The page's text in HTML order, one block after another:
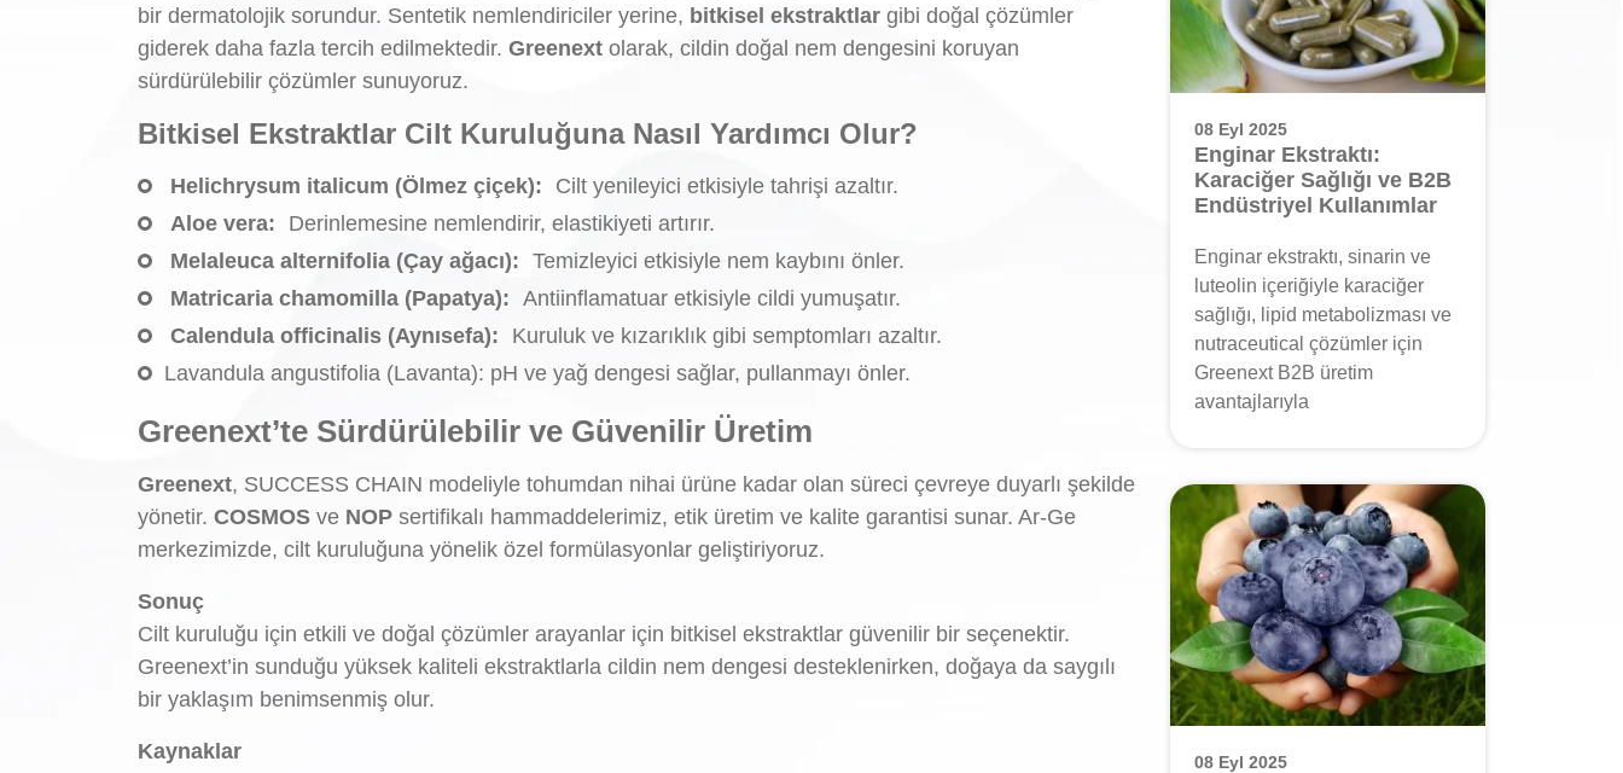
bir dermatolojik sorundur. Sentetik nemlendiriciler yerine, bitkisel ekstraktlar gibi doğal çözümler
giderek daha fazla tercih edilmektedir. Greenext olarak, cildin doğal nem dengesini koruyan
sürdürülebilir çözümler sunuyoruz.
Bitkisel Ekstraktlar Cilt Kuruluğuna Nasıl Yardımcı Olur?
Helichrysum italicum (Ölmez çiçek):
Cilt yenileyici etkisiyle tahrişi azaltır.
Aloe vera:
Derinlemesine nemlendirir, elastikiyeti artırır.
Melaleuca alternifolia (Çay ağacı): Temizleyici etkisiyle nem kaybını önler.
Matricaria chamomilla (Papatya): Antiinflamatuar etkisiyle cildi yumuşatır.
Calendula officinalis (Aynısefa):
Kuruluk ve kızarıklık gibi semptomları azaltır.
Lavandula angustifolia (Lavanta): pH ve yağ dengesi sağlar, pullanmayı önler.
Greenext’te Sürdürülebilir ve Güvenilir Üretim
Greenext, SUCCESS CHAIN modeliyle tohumdan nihai ürüne kadar olan süreci çevreye duyarlı şekilde
yönetir. COSMOS ve NOP sertifikalı hammaddelerimiz, etik üretim ve kalite garantisi sunar. Ar-Ge
merkezimizde, cilt kuruluğuna yönelik özel formülasyonlar geliştiriyoruz.
Sonuç
Cilt kuruluğu için etkili ve doğal çözümler arayanlar için bitkisel ekstraktlar güvenilir bir seçenektir.
Greenext’in sunduğu yüksek kaliteli ekstraktlarla cildin nem dengesi desteklenirken, doğaya da saygılı
bir yaklaşım benimsenmiş olur.
Kaynaklar
08 Eyl 2025
Enginar Ekstraktı:
Karaciğer Sağlığı ve B2B
Endüstriyel Kullanımlar
Enginar ekstraktı, sinarin ve
luteolin içeriğiyle karaciğer
sağlığı, lipid metabolizması ve
nutraceutical çözümler için
Greenext B2B üretim
avantajlarıyla
08 Eyl 2025